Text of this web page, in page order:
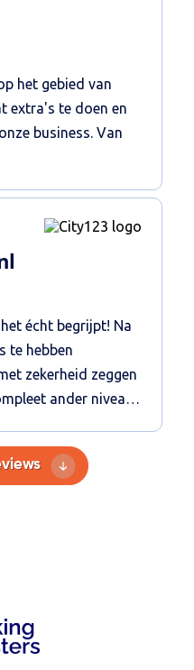
in relevant
het gebied van
extra's te doen en
business. Van
écht begrijpt! Na
te hebben
zekerheid zeggen
ander niveau
ook. Vanaf het
communicatie,
is de manier
en je begeleiden